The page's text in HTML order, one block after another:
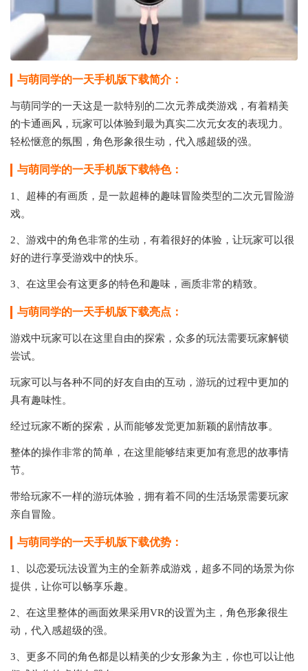
与萌同学的一天手机版下载简介：
与萌同学的一天这是一款特别的二次元养成类游戏，有着精美
的卡通画风，玩家可以体验到最为真实二次元女友的表现力。
轻松惬意的氛围，角色形象很生动，代入感超级的强。
与萌同学的一天手机版下载特色：
1、超棒的有画质，是一款超棒的趣味冒险类型的二次元冒险游
戏。
2、游戏中的角色非常的生动，有着很好的体验，让玩家可以很
好的进行享受游戏中的快乐。
3、在这里会有这更多的特色和趣味，画质非常的精致。
与萌同学的一天手机版下载亮点：
游戏中玩家可以在这里自由的探索，众多的玩法需要玩家解锁
尝试。
玩家可以与各种不同的好友自由的互动，游玩的过程中更加的
具有趣味性。
经过玩家不断的探索，从而能够发觉更加新颖的剧情故事。
整体的操作非常的简单，在这里能够结束更加有意思的故事情
节。
带给玩家不一样的游玩体验，拥有着不同的生活场景需要玩家
亲自冒险。
与萌同学的一天手机版下载优势：
1、以恋爱玩法设置为主的全新养成游戏，超多不同的场景为你
提供，让你可以畅享乐趣。
2、在这里整体的画面效果采用VR的设置为主，角色形象很生
动，代入感超级的强。
3、更多不同的角色都是以精美的少女形象为主，你也可以让他